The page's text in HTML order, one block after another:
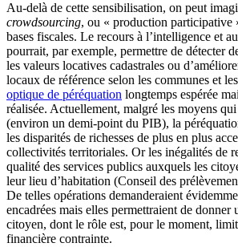
Au-delà de cette sensibilisation, on peut
crowdsourcing, ou « production participative
bases fiscales. Le recours à l’intelligence et
pourrait, par exemple, permettre de détecter
les valeurs locatives cadastrales ou
locaux de référence selon les communes et
optique de péréquation longtemps espérée
réalisée. Actuellement, malgré les moyens
(environ un demi-point du PIB), la
les disparités de richesses de plus en plus
collectivités territoriales. Or les inégalités de
qualité des services publics auxquels les
leur lieu d’habitation (Conseil des
De telles opérations demanderaient
encadrées mais elles permettraient de
citoyen, dont le rôle est, pour le moment,
financière contrainte.